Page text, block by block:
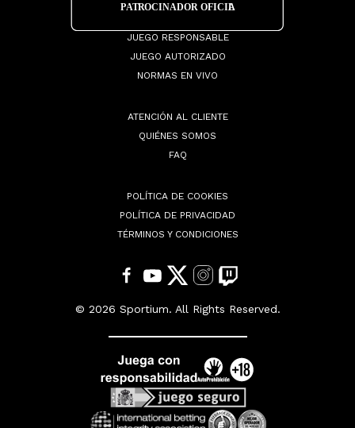
JUEGO RESPONSABLE
JUEGO AUTORIZADO
NORMAS EN VIVO
ATENCIÓN AL CLIENTE
QUIÉNES SOMOS
FAQ
POLÍTICA DE COOKIES
POLÍTICA DE PRIVACIDAD
TÉRMINOS Y CONDICIONES
© 2026 Sportium. All Rights Reserved.